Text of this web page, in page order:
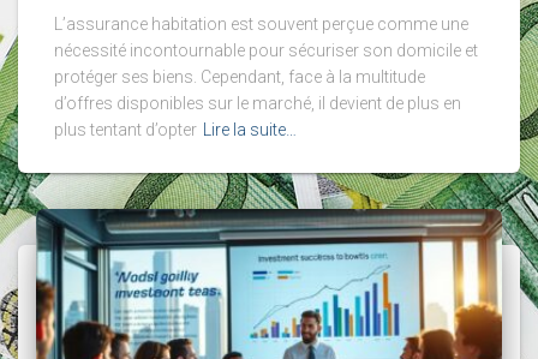
L’assurance habitation est souvent perçue comme une
nécessité incontournable pour sécuriser son domicile et
protéger ses biens. Cependant, face à la multitude
d’offres disponibles sur le marché, il devient de plus en
plus tentant d’opter Lire la suite…